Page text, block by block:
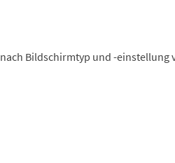
Bildschirmtyp und -